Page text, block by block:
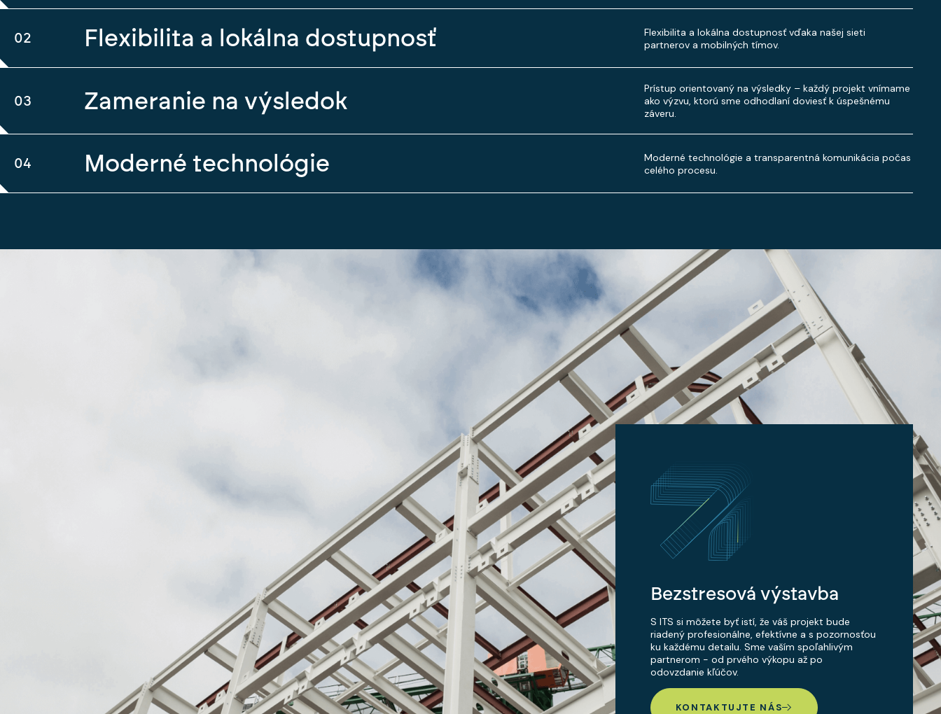
02 Flexibilita a lokálna dostupnosť
Flexibilita a lokálna dostupnosť vďaka našej sieti
partnerov a mobilných tímov.
03 Zameranie na výsledok
Prístup orientovaný na výsledky – každý projekt vnímame
ako výzvu, ktorú sme odhodlaní doviesť k úspešnému
záveru.
04 Moderné technológie
Moderné technológie a transparentná komunikácia počas
celého procesu.
Bezstresová výstavba
S ITS si môžete byť istí, že váš projekt bude
riadený profesionálne, efektívne a s pozornosťou
ku každému detailu. Sme vaším spoľahlivým
partnerom - od prvého výkopu až po
odovzdanie kľúčov.
KONTAKTUJTE NÁS